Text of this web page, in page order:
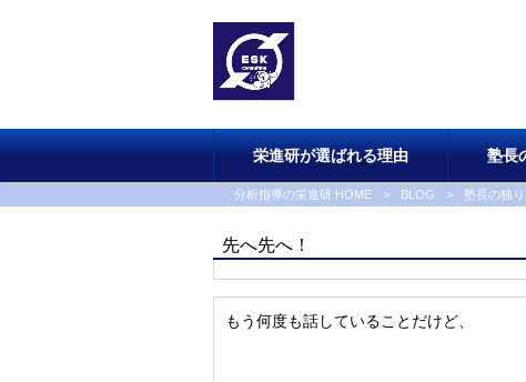
栄進研が選ばれる理由 塾長
分析指導の栄進研 HOME > BLOG > 塾長の独
先へ先へ！
もう何度も話していることだけど、